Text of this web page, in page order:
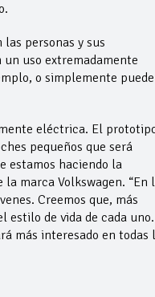
personas y sus
uso extremadamente
o simplemente puede
eléctrica. El
pequeños que será
estamos haciendo la
marca Volkswagen. “En
Creemos que, más
estilo de vida de cada
más interesado en todas